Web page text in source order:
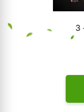
קנקן תה + 4 כוסות + 3